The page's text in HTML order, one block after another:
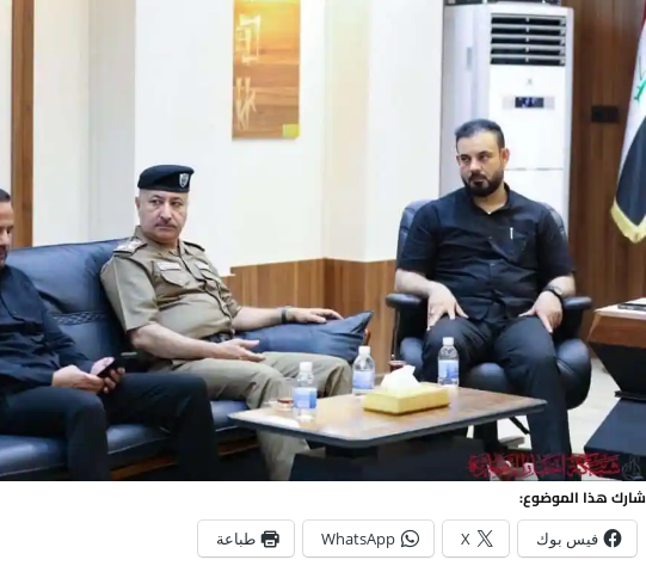
شارك هذا الموضوع:
فيس بوك X
WhatsApp طباعة